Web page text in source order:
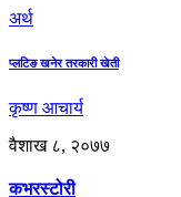
अर्थ
प्लटिङ खनेर तरकारी खेती
कृष्ण आचार्य
वैशाख ८, २०७७
कभरस्टोरी